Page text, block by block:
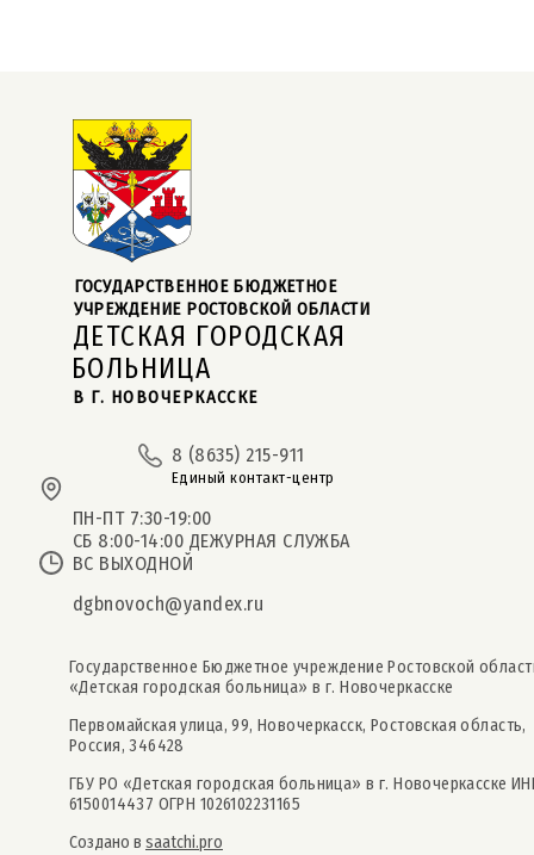
ДЕТСКАЯ ГОРОДСКАЯ
В Г. НОВОЧЕРКАССКЕ
ГОСУДАРСТВЕННОЕ БЮДЖЕТНОЕ
УЧРЕЖДЕНИЕ РОСТОВСКОЙ ОБЛАСТИ
БОЛЬНИЦА
8 (8635) 215-911
Единый контакт-центр
ПН-ПТ 7:30-19:00
СБ 8:00-14:00 ДЕЖУРНАЯ СЛУЖБА
ВС ВЫХОДНОЙ
dgbnovoch@yandex.ru
Государственное Бюджетное учреждение Ростовской
«Детская городская больница» в г. Новочеркасске
Первомайская улица, 99, Новочеркасск, Ростовская область,
Россия, 346428
ГБУ РО «Детская городская больница» в г. Новочеркасске
6150014437 ОГРН 1026102231165
Создано в saatchi.pro